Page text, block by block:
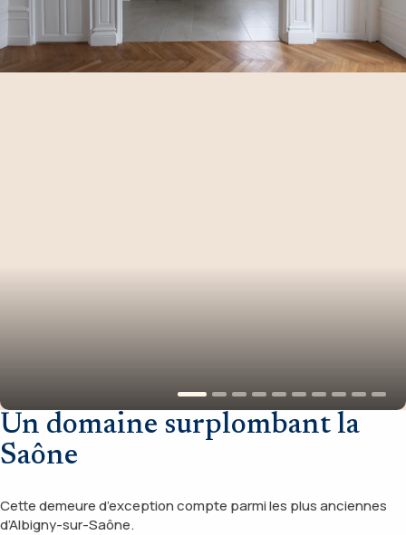
Un domaine surplombant la
Saône
Cette demeure d’exception compte parmi les plus anciennes
d’Albigny-sur-Saône.